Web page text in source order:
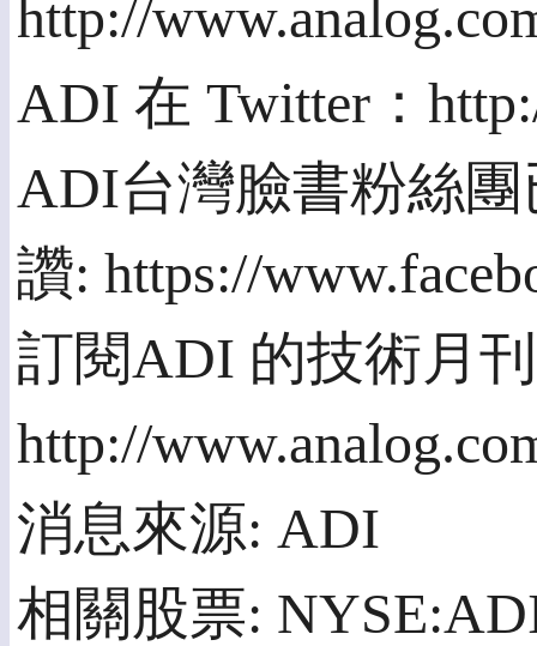
http://
ADI 在 Twitter：
ADI台灣臉書粉絲
讚: https://
訂閱ADI 的技術月
http://
消息來源: ADI
相關股票: